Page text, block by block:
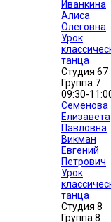
Иванкина
Алиса
Олеговна
Урок
танца
Студия 67
Группа 7
09:30-
Семенова
Елизавета
Павловна
Викман
Евгений
Петрович
Урок
танца
Студия 8
Группа 8